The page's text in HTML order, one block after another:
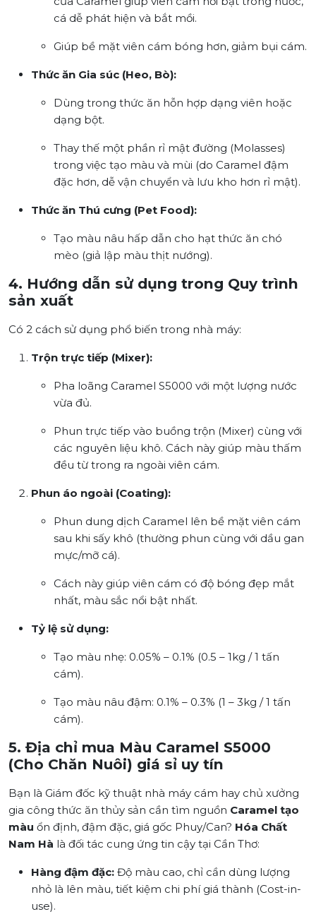
cá dễ phát hiện và bắt mồi.
Giúp bề mặt viên cám bóng hơn, giảm bụi cám.
Thức ăn Gia súc (Heo, Bò):
Dùng trong thức ăn hỗn hợp dạng viên hoặc
dạng bột.
Thay thế một phần rỉ mật đường (Molasses)
trong việc tạo màu và mùi (do Caramel đậm
đặc hơn, dễ vận chuyển và lưu kho hơn rỉ mật).
Thức ăn Thú cưng (Pet Food):
Tạo màu nâu hấp dẫn cho hạt thức ăn chó
mèo (giả lập màu thịt nướng).
4. Hướng dẫn sử dụng trong Quy trình
sản xuất
Có 2 cách sử dụng phổ biến trong nhà máy:
Trộn trực tiếp (Mixer):
Pha loãng Caramel S5000 với một lượng nước
vừa đủ.
Phun trực tiếp vào buồng trộn (Mixer) cùng với
các nguyên liệu khô. Cách này giúp màu thấm
đều từ trong ra ngoài viên cám.
Phun áo ngoài (Coating):
Phun dung dịch Caramel lên bề mặt viên cám
sau khi sấy khô (thường phun cùng với dầu gan
mực/mỡ cá).
Cách này giúp viên cám có độ bóng đẹp mắt
nhất, màu sắc nổi bật nhất.
Tỷ lệ sử dụng:
Tạo màu nhẹ: 0.05% – 0.1% (0.5 – 1kg / 1 tấn
cám).
Tạo màu nâu đậm: 0.1% – 0.3% (1 – 3kg / 1 tấn
cám).
5. Địa chỉ mua Màu Caramel S5000
(Cho Chăn Nuôi) giá sỉ uy tín
Bạn là Giám đốc kỹ thuật nhà máy cám hay chủ xưởng
gia công thức ăn thủy sản cần tìm nguồn Caramel tạo
màu ổn định, đậm đặc, giá gốc Phuy/Can? Hóa Chất
Nam Hà là đối tác cung ứng tin cậy tại Cần Thơ:
Hàng đậm đặc: Độ màu cao, chỉ cần dùng lượng
nhỏ là lên màu, tiết kiệm chi phí giá thành (Cost-in-
use).